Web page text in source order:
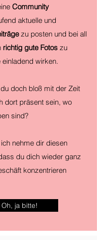
Community
aktuelle und
zu posten und bei all
richtig gute Fotos zu
wirken.
doch bloß mit der Zeit
dort präsent sein, wo
sind?
nehme dir diesen
du dich wieder ganz
konzentrieren
Oh, ja bitte!